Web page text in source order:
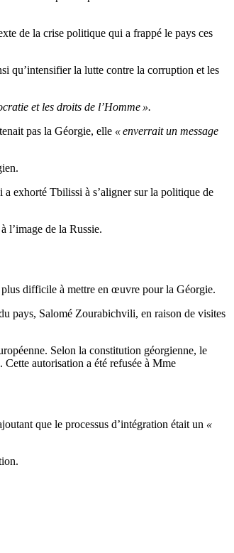
de la crise politique qui a frappé le pays ces
qu’intensifier la lutte contre la corruption et les
et les droits de l’Homme ».
pas la Géorgie, elle « enverrait un message
exhorté Tbilissi à s’aligner sur la politique de
l’image de la Russie.
plus difficile à mettre en œuvre pour la Géorgie.
pays, Salomé Zourabichvili, en raison de visites
Selon la constitution géorgienne, le
autorisation a été refusée à Mme
que le processus d’intégration était un «